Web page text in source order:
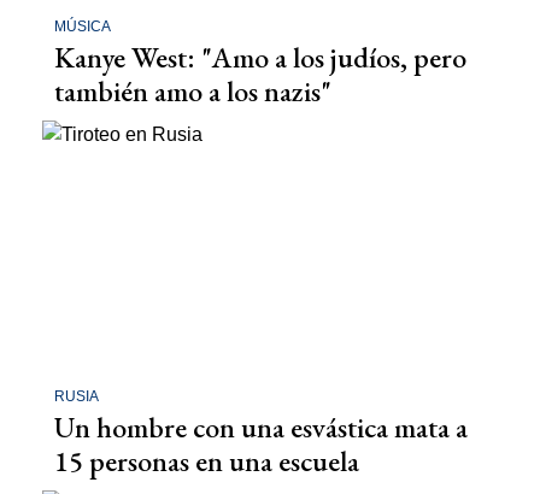
MÚSICA
Kanye West: "Amo a los judíos, pero
también amo a los nazis"
RUSIA
Un hombre con una esvástica mata a
15 personas en una escuela